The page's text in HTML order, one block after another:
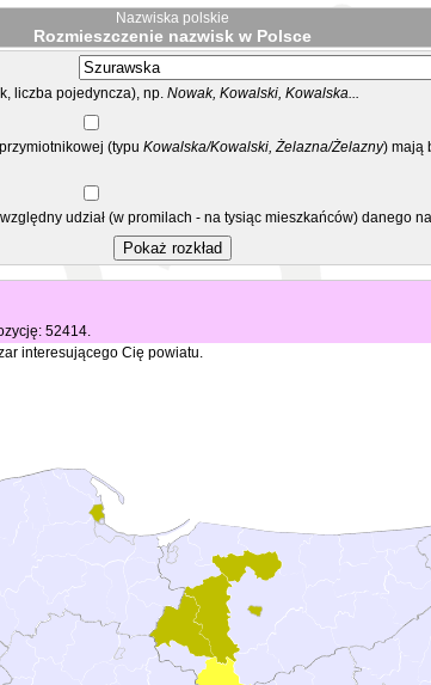
Nazwiska polskie
Rozmieszczenie nazwisk w Polsce
liczba pojedyncza), np. Nowak, Kowalski, Kowalska...
(typu Kowalska/Kowalski, Żelazna/Żelazny) mają
udział (w promilach - na tysiąc mieszkańców) danego
52414.
interesującego Cię powiatu.